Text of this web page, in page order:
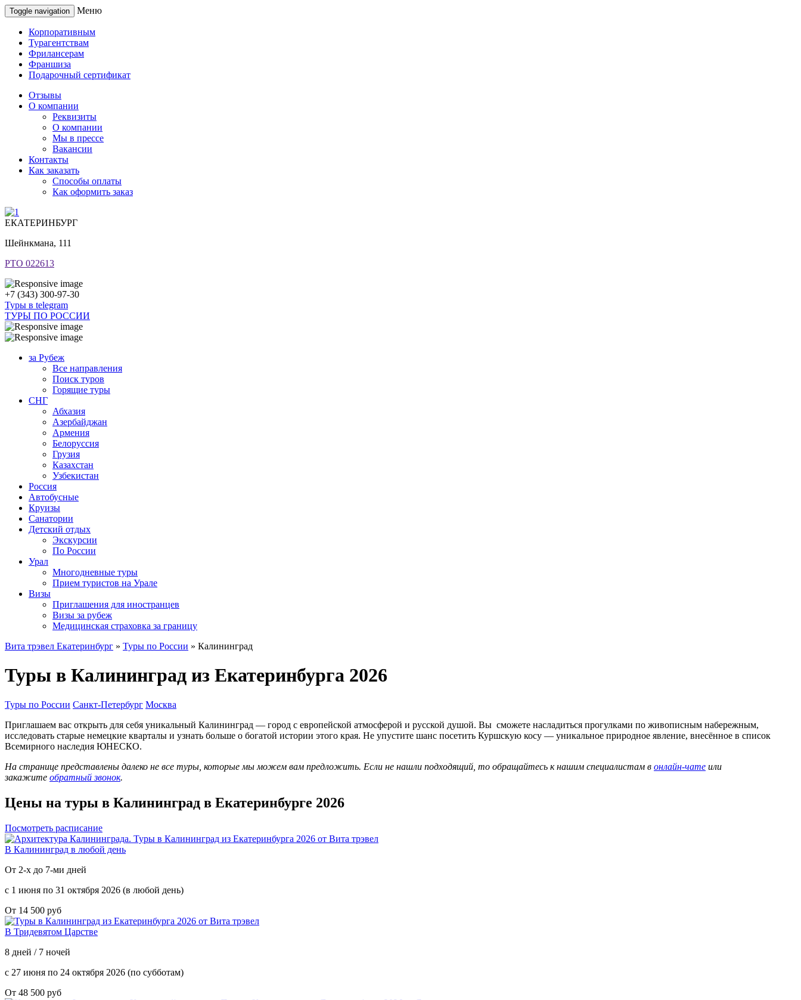
Toggle navigation Меню
Корпоративным
Турагентствам
Фрилансерам
Франшиза
Подарочный сертификат
Отзывы
О компании
Реквизиты
О компании
Мы в прессе
Вакансии
Контакты
Как заказать
Способы оплаты
Как оформить заказ
ЕКАТЕРИНБУРГ
Шейнкмана, 111
РТО 022613
+7 (343) 300-97-30
Туры в telegram
ТУРЫ ПО РОССИИ
за Рубеж
Все направления
Поиск туров
Горящие туры
СНГ
Абхазия
Азербайджан
Армения
Белоруссия
Грузия
Казахстан
Узбекистан
Россия
Автобусные
Круизы
Санатории
Детский отдых
Экскурсии
По России
Урал
Многодневные туры
Прием туристов на Урале
Визы
Приглашения для иностранцев
Визы за рубеж
Медицинская страховка за границу
Вита трэвел Екатеринбург » Туры по России » Калининград
Туры в Калининград из Екатеринбурга 2026
Туры по России Санкт-Петербург Москва
Приглашаем вас открыть для себя уникальный Калининград — город с европейской атмосферой и русской душой. Вы сможете насладиться прогулками по живописным набережным,
исследовать старые немецкие кварталы и узнать больше о богатой истории этого края. Не упустите шанс посетить Куршскую косу — уникальное природное явление, внесённое в список
Всемирного наследия ЮНЕСКО.
На странице представлены далеко не все туры, которые мы можем вам предложить. Если не нашли подходящий, то обращайтесь к нашим специалистам в онлайн-чате или
закажите обратный звонок.
Цены на туры в Калининград в Екатеринбурге 2026
Посмотреть расписание
В Калининград в любой день
От 2-х до 7-ми дней
с 1 июня по 31 октября 2026 (в любой день)
От 14 500 руб
В Тридевятом Царстве
8 дней / 7 ночей
с 27 июня по 24 октября 2026 (по субботам)
От 48 500 руб